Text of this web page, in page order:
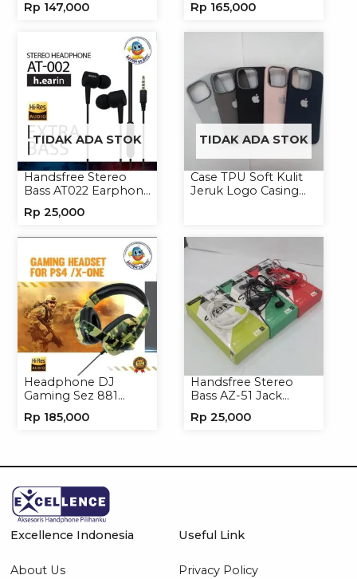
Kamera
Rp 147,000
Wireless
Rp 165,000
TIDAK ADA STOK
Handsfree Stereo
Bass AT022 Earphone
Rp 25,000
TIDAK ADA STOK
Case TPU Soft Kulit
Jeruk Logo Casing
Headphone DJ
Gaming Sez 881
Headset
Rp 185,000
Handsfree Stereo
Bass AZ-51 Jack
Headset
Rp 25,000
Excellence Indonesia
About Us
Useful Link
Privacy Policy